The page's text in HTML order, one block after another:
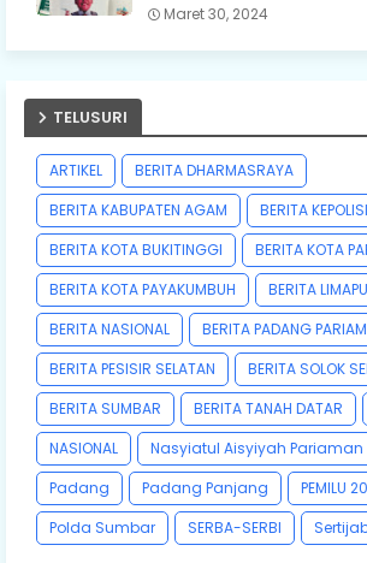
Maret 30, 2024
TELUSURI
ARTIKEL
BERITA DHARMASRAYA
BERITA KABUPATEN AGAM
BERITA
BERITA KOTA BUKITINGGI
BERITA KOTA
BERITA KOTA PAYAKUMBUH
BERITA
BERITA NASIONAL
BERITA PADANG
BERITA PESISIR SELATAN
BERITA SOLOK
BERITA SUMBAR
BERITA TANAH DATAR
NASIONAL
Nasyiatul Aisyiyah Pariaman
Padang
Padang Panjang
PEMILU
Polda Sumbar
SERBA-SERBI